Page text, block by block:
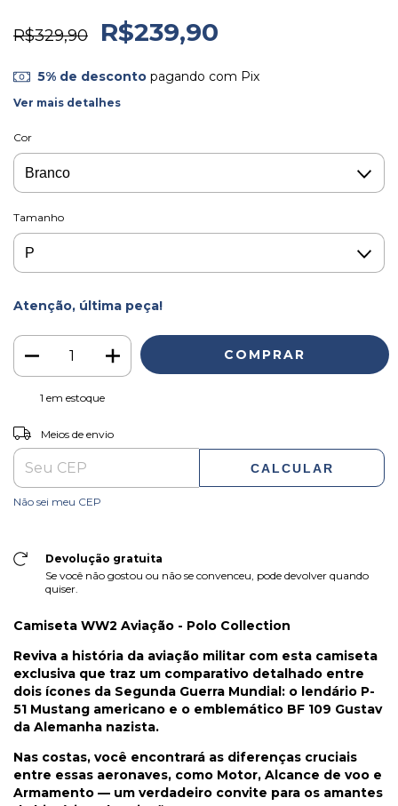
R$329,90 R$239,90
5% de descontopagando com Pix
Ver mais detalhes
Cor
Tamanho
Atenção, última peça!
1 em estoque
Entregas para o CEP:
Meios de envio
CALCULAR
Não sei meu CEP
Devolução gratuita
Se você não gostou ou não se convenceu, pode devolver quando
quiser.
Camiseta WW2 Aviação - Polo Collection
Reviva a história da aviação militar com esta camiseta
exclusiva que traz um comparativo detalhado entre
dois ícones da Segunda Guerra Mundial: o lendário P-
51 Mustang americano e o emblemático BF 109 Gustav
da Alemanha nazista.
Nas costas, você encontrará as diferenças cruciais
entre essas aeronaves, como Motor, Alcance de voo e
Armamento — um verdadeiro convite para os amantes